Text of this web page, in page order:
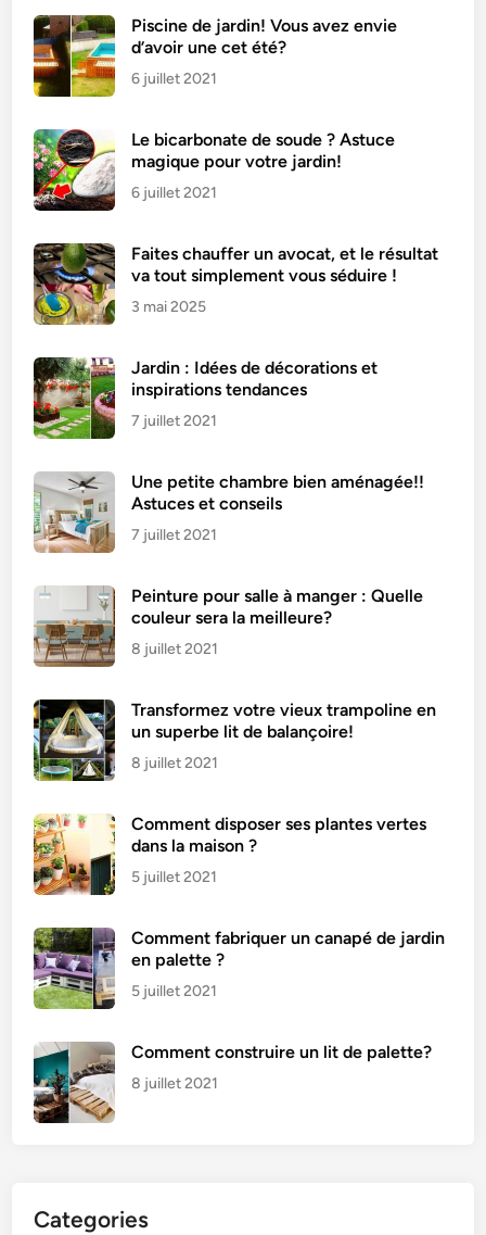
Piscine de jardin! Vous avez envie
d’avoir une cet été?
6 juillet 2021
Le bicarbonate de soude ? Astuce
magique pour votre jardin!
6 juillet 2021
Faites chauffer un avocat, et le résultat
va tout simplement vous séduire !
3 mai 2025
Jardin : Idées de décorations et
inspirations tendances
7 juillet 2021
Une petite chambre bien aménagée!!
Astuces et conseils
7 juillet 2021
Peinture pour salle à manger : Quelle
couleur sera la meilleure?
8 juillet 2021
Transformez votre vieux trampoline en
un superbe lit de balançoire!
8 juillet 2021
Comment disposer ses plantes vertes
dans la maison ?
5 juillet 2021
Comment fabriquer un canapé de jardin
en palette ?
5 juillet 2021
Comment construire un lit de palette?
8 juillet 2021
Categories